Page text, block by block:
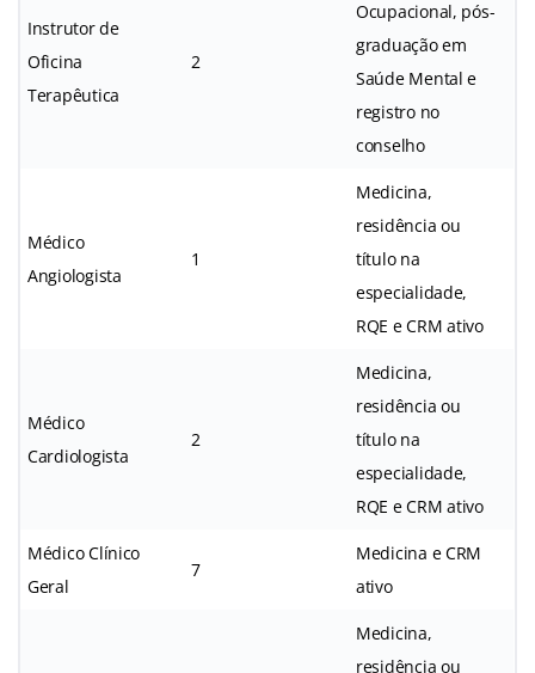
Instrutor de
Oficina
Terapêutica
2
Ocupacional, pós-
graduação em
Saúde Mental e
registro no
conselho
Médico
Angiologista
1
Medicina,
residência ou
título na
especialidade,
RQE e CRM ativo
Médico
Cardiologista
2
Medicina,
residência ou
título na
especialidade,
RQE e CRM ativo
Médico Clínico
Geral
7
Medicina e CRM
ativo
Medicina,
residência ou